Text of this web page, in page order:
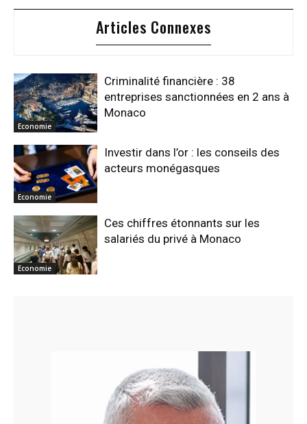
Articles Connexes
Economie
Criminalité financière : 38
entreprises sanctionnées en 2 ans à
Monaco
Economie
Investir dans l’or : les conseils des
acteurs monégasques
Economie
Ces chiffres étonnants sur les
salariés du privé à Monaco